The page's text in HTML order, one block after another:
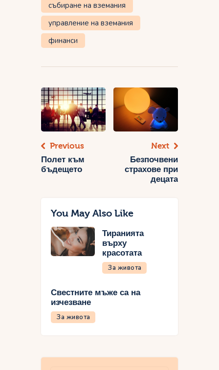
събиране на вземания
управление на вземания
финанси
Навигация
Previous
Полет към
бъдещето
Next
Безпочвени
страхове при
децата
You May Also Like
Тиранията
върху
красотата
За живота
Свестните мъже са на
изчезване
За живота